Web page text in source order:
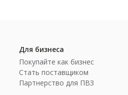
Для бизнеса
Покупайте как бизнес
Стать поставщиком
Партнерство для ПВЗ